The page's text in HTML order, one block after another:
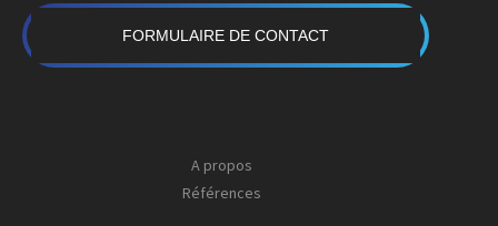
FORMULAIRE DE CONTACT
A propos
Références